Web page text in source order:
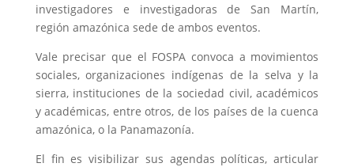
investigadores e investigadoras de San Martín,
región amazónica sede de ambos eventos.
Vale precisar que el FOSPA convoca a movimientos
sociales, organizaciones indígenas de la selva y la
sierra, instituciones de la sociedad civil, académicos
y académicas, entre otros, de los países de la cuenca
amazónica, o la Panamazonía.
El fin es visibilizar sus agendas políticas, articular